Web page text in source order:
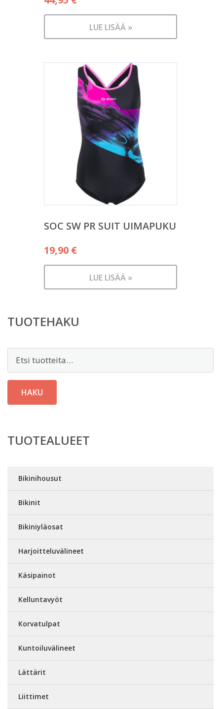
LUE LISÄÄ »
SOC SW PR SUIT UIMAPUKU
19,90 €
LUE LISÄÄ »
TUOTEHAKU
Etsi:
HAKU
TUOTEALUEET
Bikinihousut
Bikinit
Bikiniyläosat
Harjoitteluvälineet
Käsipainot
Kelluntavyöt
Korvatulpat
Kuntoiluvälineet
Lättärit
Liittimet